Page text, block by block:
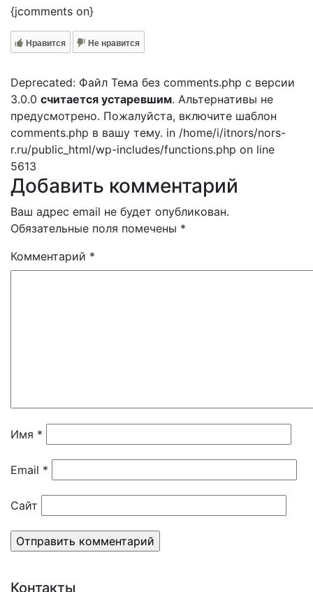
{jcomments on}
Нравится Не нравится
Deprecated: Файл Тема без comments.php с версии
3.0.0 считается устаревшим. Альтернативы не
предусмотрено. Пожалуйста, включите шаблон
comments.php в вашу тему. in /home/i/itnors/nors-
r.ru/public_html/wp-includes/functions.php on line
5613
Добавить комментарий
Ваш адрес email не будет опубликован.
Обязательные поля помечены *
Комментарий *
Имя *
Email *
Сайт
Контакты